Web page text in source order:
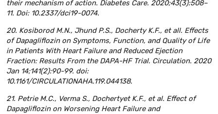
their mechanism of action. Diabetes Care. 2020;43(3):508–
11. Doi: 10.2337/dci19-0074.
20. Kosiborod M.N., Jhund P.S., Docherty K.F., et all. Effects
of Dapagliflozin on Symptoms, Function, and Quality of Life
in Patients With Heart Failure and Reduced Ejection
Fraction: Results From the DAPA-HF Trial. Circulation. 2020
Jan 14;141(2):90-99. doi:
10.1161/CIRCULATIONAHA.119.044138.
21. Petrie M.C., Verma S., Dochertyet K.F., et al. Effect of
Dapagliflozin on Worsening Heart Failure and